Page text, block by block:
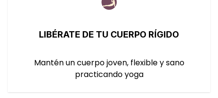
LIBÉRATE DE TU CUERPO RÍGIDO
Mantén un cuerpo joven, flexible y sano
practicando yoga